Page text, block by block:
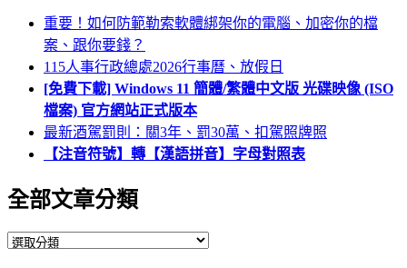
重要！如何防範勒索軟體綁架你的電腦、加密你的檔
案、跟你要錢？
115人事行政總處2026行事曆、放假日
[免費下載] Windows 11 簡體/繁體中文版 光碟映像 (ISO
檔案) 官方網站正式版本
最新酒駕罰則：關3年、罰30萬、扣駕照牌照
【注音符號】轉【漢語拼音】字母對照表
全部文章分類
全